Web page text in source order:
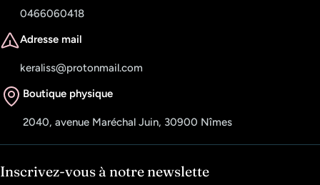
0466060418
Adresse mail
keraliss@protonmail.com
Boutique physique
2040, avenue Maréchal Juin, 30900 Nîmes
Inscrivez-vous à notre newslette